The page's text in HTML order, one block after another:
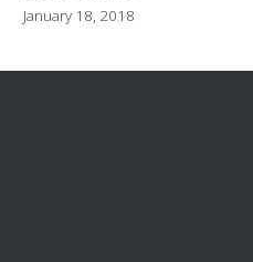
January 18, 2018